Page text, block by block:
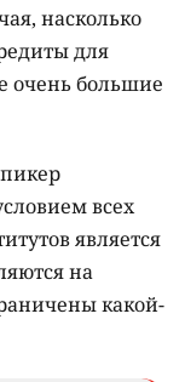
насколько
для
очень большие
всех
является
на
какой-